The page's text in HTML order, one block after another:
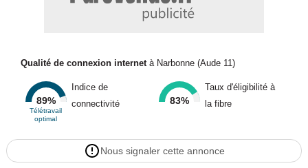
PROPRIETES PRIVEES
Qualité de connexion internetà Narbonne (Aude 11)
89%
Télétravail
optimal
Indice de
connectivité
83%
Taux d'éligibilité à
la fibre
Nous signaler cette annonce